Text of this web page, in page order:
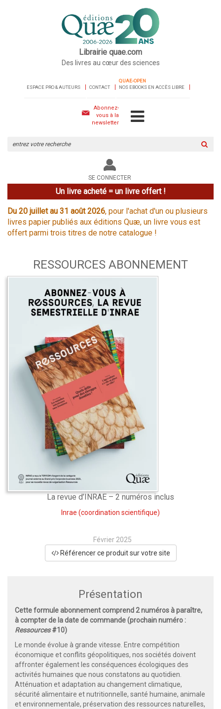
Librairie quae.com
Des livres au cœur des sciences
ESPACE PRO & AUTEURS CONTACT
QUAE-OPEN
NOS EBOOKS EN ACCÈS LIBRE
Abonnez-
vous à la
newsletter
le
site
SE CONNECTER
Un livre acheté = un livre offert !
Du 20 juillet au 31 août 2026, pour l'achat d'un ou plusieurs
livres papier publiés aux éditions Quæ, un livre vous est
offert parmi trois titres de notre catalogue !
RESSOURCES ABONNEMENT
La revue d’INRAE – 2 numéros inclus
Inrae (coordination scientifique)
Février 2025
Référencer ce produit sur votre site
Présentation
Cette formule abonnement comprend 2 numéros à paraître,
à compter de la date de commande (prochain numéro :
Ressources#10)
Le monde évolue à grande vitesse. Entre compétition
économique et conflits géopolitiques, nos sociétés doivent
affronter également les conséquences écologiques des
activités humaines que nous constatons au quotidien.
Atténuation et adaptation au changement climatique,
sécurité alimentaire et nutritionnelle, santé humaine, animale
et environnementale, préservation des ressources naturelles,